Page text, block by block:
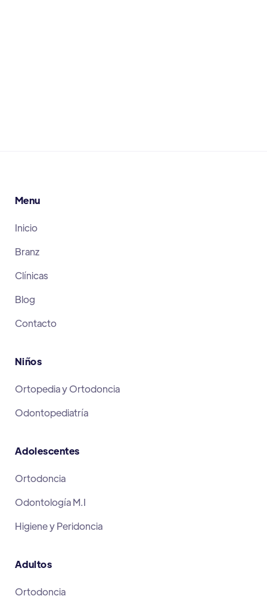
Menu
Inicio
Branz
Clínicas
Blog
Contacto
Niños
Ortopedia y Ortodoncia
Odontopediatría
Adolescentes
Ortodoncia
Odontología M.I
Higiene y Peridoncia
Adultos
Ortodoncia